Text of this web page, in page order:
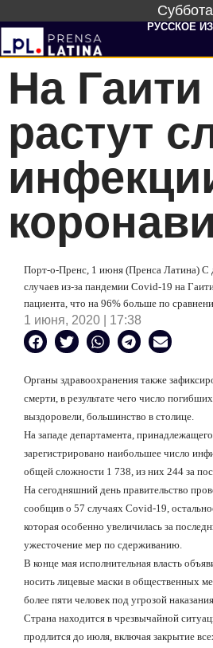
РУССКОЕ
На Гаити
растут
Порт-о-Пренс, 1 июня (Пренса Латина) С
случаев из-за пандемии Covid-19 на
пациента, что на 96% больше по
1 июня, 2020 | 17:38
Органы здравоохранения также
смерти, в результате чего число
выздоровели, большинство в столице.
На западе департамента,
зарегистрировано наибольшее число
общей сложности 1 738, из них 244 за
На сегодняшний день правительство
сообщив о 57 случаях Covid-19,
которая особенно увеличилась за
ужесточение мер по сдерживанию.
В конце мая исполнительная власть
носить лицевые маски в общественных
более пяти человек под угрозой
Страна находится в чрезвычайной
продлится до июля, включая закрытие